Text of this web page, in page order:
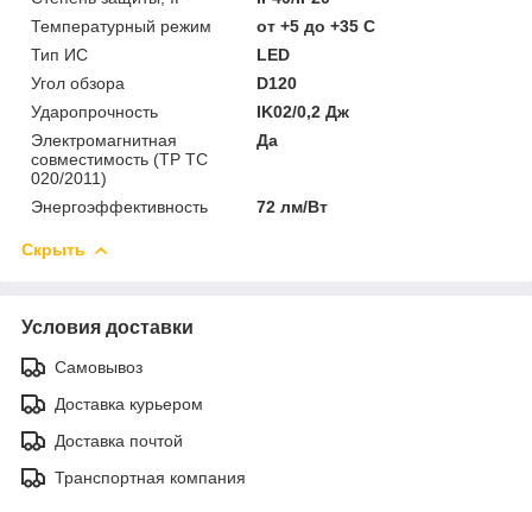
Температурный режим
от +5 до +35 C
Тип ИС
LED
Угол обзора
D120
Ударопрочность
IK02/0,2 Дж
Электромагнитная
совместимость (ТР ТС
020/2011)
Да
Энергоэффективность 72 лм/Вт
Скрыть
Условия доставки
Самовывоз
Доставка курьером
Доставка почтой
Транспортная компания